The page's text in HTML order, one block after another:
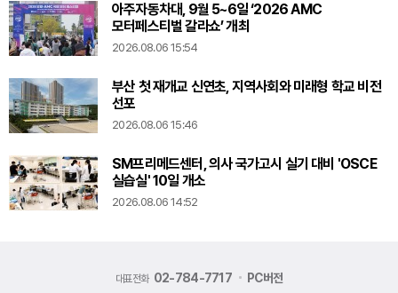
아주자동차대, 9월 5~6일 ‘2026 AMC
모터페스티벌 갈라쇼’ 개최
2026.08.06 15:54
부산 첫 재개교 신연초, 지역사회와 미래형 학교 비전
선포
2026.08.06 15:46
SM프리메드센터, 의사 국가고시 실기 대비 'OSCE
실습실' 10일 개소
2026.08.06 14:52
대표전화 02-784-7717 PC버전